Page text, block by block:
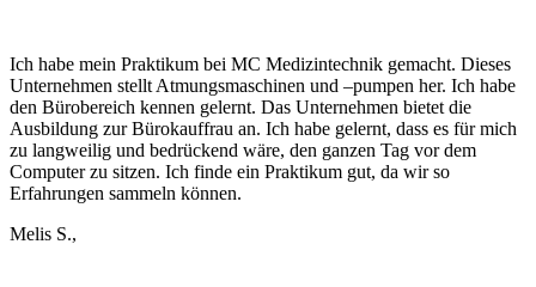
Ich habe mein Praktikum bei MC Medizintechnik gemacht. Dieses
Unternehmen stellt Atmungsmaschinen und –pumpen her. Ich habe
den Bürobereich kennen gelernt. Das Unternehmen bietet die
Ausbildung zur Bürokauffrau an. Ich habe gelernt, dass es für mich
zu langweilig und bedrückend wäre, den ganzen Tag vor dem
Computer zu sitzen. Ich finde ein Praktikum gut, da wir so
Erfahrungen sammeln können.
Melis S.,